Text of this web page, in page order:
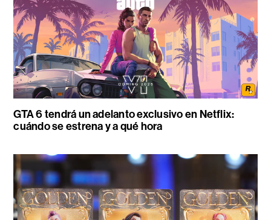
GTA 6 tendrá un adelanto exclusivo en Netflix:
cuándo se estrena y a qué hora